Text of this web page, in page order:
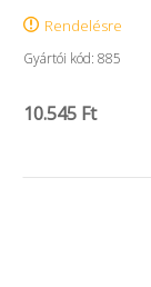
Rendelésre
Gyártói kód: 885
10.545 Ft